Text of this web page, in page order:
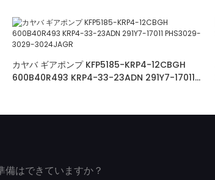
カヤバ ギアポンプ KFP5185-KRP4-12CBGH
600B40R493 KRP4-33-23ADN 291Y7-17011
はできていますか？